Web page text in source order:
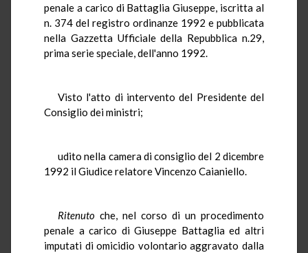
penale a carico di Battaglia Giuseppe, iscritta al
n. 374 del registro ordinanze 1992 e pubblicata
nella Gazzetta Ufficiale della Repubblica n.29,
prima serie speciale, dell'anno 1992.
Visto l'atto di intervento del Presidente del
Consiglio dei ministri;
udito nella camera di consiglio del 2 dicembre
1992 il Giudice relatore Vincenzo Caianiello.
Ritenuto che, nel corso di un procedimento
penale a carico di Giuseppe Battaglia ed altri
imputati di omicidio volontario aggravato dalla